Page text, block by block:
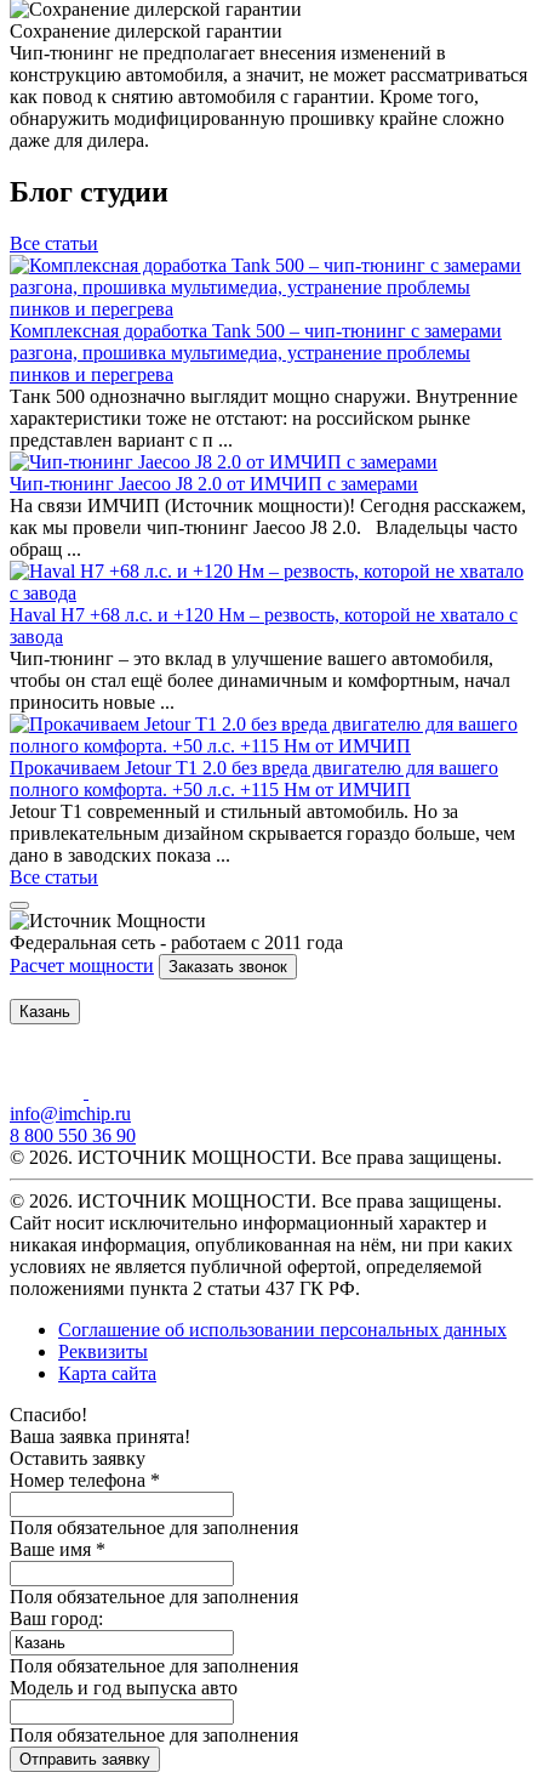
Сохранение дилерской гарантии
Чип-тюнинг не предполагает внесения изменений в
конструкцию автомобиля, а значит, не может рассматриваться
как повод к снятию автомобиля с гарантии. Кроме того,
обнаружить модифицированную прошивку крайне сложно
даже для дилера.
Блог студии
Все статьи
Комплексная доработка Tank 500 – чип-тюнинг с замерами
разгона, прошивка мультимедиа, устранение проблемы
пинков и перегрева
Танк 500 однозначно выглядит мощно снаружи. Внутренние
характеристики тоже не отстают: на российском рынке
представлен вариант с п ...
Чип-тюнинг Jaecoo J8 2.0 от ИМЧИП с замерами
На связи ИМЧИП (Источник мощности)! Сегодня расскажем,
как мы провели чип-тюнинг Jaecoo J8 2.0. Владельцы часто
обращ ...
Haval H7 +68 л.с. и +120 Нм – резвость, которой не хватало с
завода
Чип-тюнинг – это вклад в улучшение вашего автомобиля,
чтобы он стал ещё более динамичным и комфортным, начал
приносить новые ...
Прокачиваем Jetour T1 2.0 без вреда двигателю для вашего
полного комфорта. +50 л.с. +115 Нм от ИМЧИП
Jetour T1 современный и стильный автомобиль. Но за
привлекательным дизайном скрывается гораздо больше, чем
дано в заводских показа ...
Все статьи
Федеральная сеть - работаем с 2011 года
Расчет мощности
Заказать звонок
Казань
info@imchip.ru
8 800 550 36 90
© 2026. ИСТОЧНИК МОЩНОСТИ. Все права защищены.
© 2026. ИСТОЧНИК МОЩНОСТИ. Все права защищены.
Сайт носит исключительно информационный характер и
никакая информация, опубликованная на нём, ни при каких
условиях не является публичной офертой, определяемой
положениями пункта 2 статьи 437 ГК РФ.
Соглашение об использовании персональных данных
Реквизиты
Карта сайта
Спасибо!
Ваша заявка принята!
Оставить заявку
Номер телефона *
Поля обязательное для заполнения
Ваше имя *
Поля обязательное для заполнения
Ваш город:
Поля обязательное для заполнения
Модель и год выпуска авто
Поля обязательное для заполнения
Отправить заявку